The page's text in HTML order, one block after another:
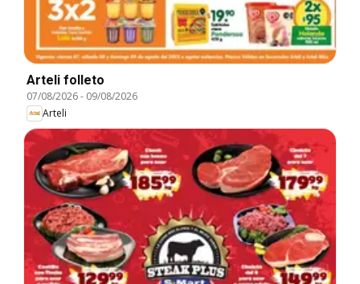
Arteli folleto
07/08/2026- 09/08/2026
Arteli